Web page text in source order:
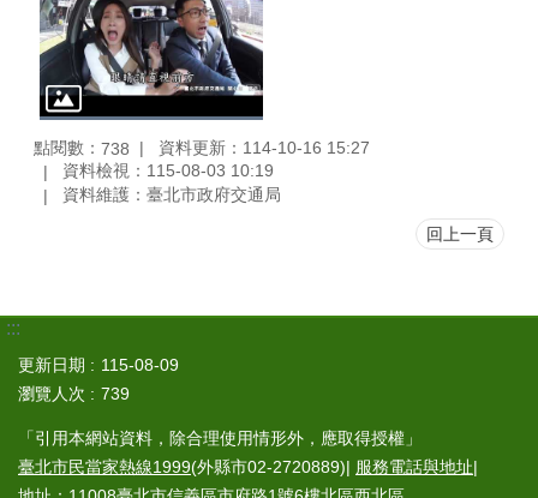
點閱數： 738
資料更新：114-10-16 15:27
資料檢視：115-08-03 10:19
資料維護：臺北市政府交通局
回上一頁
:::
更新日期
115-08-09
瀏覽人次
739
「引用本網站資料，除合理使用情形外，應取得授權」
臺北市民當家熱線1999(外縣市02-2720889)| 服務電話與地址|